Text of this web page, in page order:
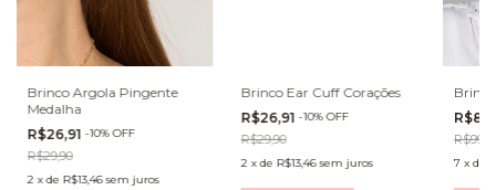
Brinco Argola Pingente
Medalha
R$26,91 -10%OFF
R$29,90
2 xde R$13,46 sem juros
Brinco Ear Cuff Corações
R$26,91 -10%OFF
R$29,90
2 xde R$13,46 sem juros 7 x de